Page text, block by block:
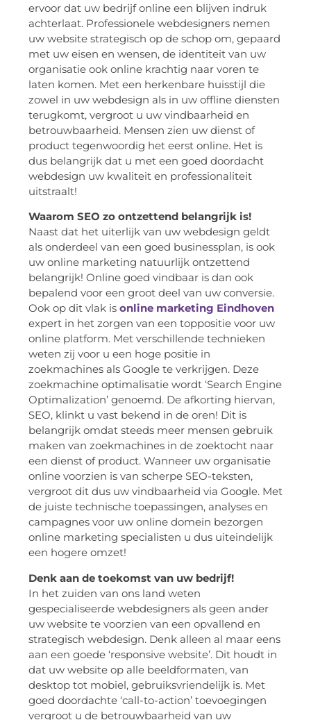
ervoor dat uw bedrijf online een blijven indruk
achterlaat. Professionele webdesigners nemen
uw website strategisch op de schop om, gepaard
met uw eisen en wensen, de identiteit van uw
organisatie ook online krachtig naar voren te
laten komen. Met een herkenbare huisstijl die
zowel in uw webdesign als in uw offline diensten
terugkomt, vergroot u uw vindbaarheid en
betrouwbaarheid. Mensen zien uw dienst of
product tegenwoordig het eerst online. Het is
dus belangrijk dat u met een goed doordacht
webdesign uw kwaliteit en professionaliteit
uitstraalt!
Waarom SEO zo ontzettend belangrijk is!
Naast dat het uiterlijk van uw webdesign geldt
als onderdeel van een goed businessplan, is ook
uw online marketing natuurlijk ontzettend
belangrijk! Online goed vindbaar is dan ook
bepalend voor een groot deel van uw conversie.
Ook op dit vlak is online marketing Eindhoven
expert in het zorgen van een toppositie voor uw
online platform. Met verschillende technieken
weten zij voor u een hoge positie in
zoekmachines als Google te verkrijgen. Deze
zoekmachine optimalisatie wordt ‘Search Engine
Optimalization’ genoemd. De afkorting hiervan,
SEO, klinkt u vast bekend in de oren! Dit is
belangrijk omdat steeds meer mensen gebruik
maken van zoekmachines in de zoektocht naar
een dienst of product. Wanneer uw organisatie
online voorzien is van scherpe SEO-teksten,
vergroot dit dus uw vindbaarheid via Google. Met
de juiste technische toepassingen, analyses en
campagnes voor uw online domein bezorgen
online marketing specialisten u dus uiteindelijk
een hogere omzet!
Denk aan de toekomst van uw bedrijf!
In het zuiden van ons land weten
gespecialiseerde webdesigners als geen ander
uw website te voorzien van een opvallend en
strategisch webdesign. Denk alleen al maar eens
aan een goede ‘responsive website’. Dit houdt in
dat uw website op alle beeldformaten, van
desktop tot mobiel, gebruiksvriendelijk is. Met
goed doordachte ‘call-to-action’ toevoegingen
vergroot u de betrouwbaarheid van uw